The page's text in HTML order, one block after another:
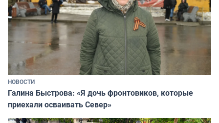
НОВОСТИ
Галина Быстрова: «Я дочь фронтовиков, которые
приехали осваивать Север»